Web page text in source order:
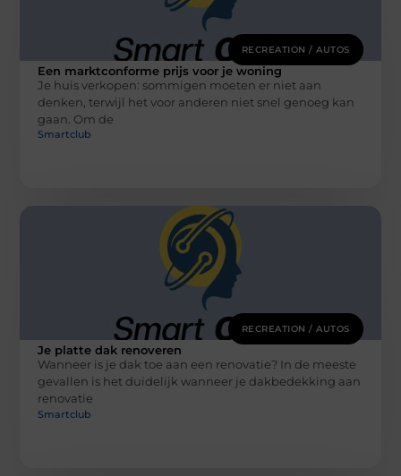
RECREATION / AUTOS
Een marktconforme prijs voor je woning
Je huis verkopen: sommigen moeten er niet aan
denken, terwijl het voor anderen niet snel genoeg kan
gaan. Om de
Smartclub
RECREATION / AUTOS
Je platte dak renoveren
Wanneer is je dak toe aan een renovatie? In de meeste
gevallen is het duidelijk wanneer je dakbedekking aan
renovatie
Smartclub